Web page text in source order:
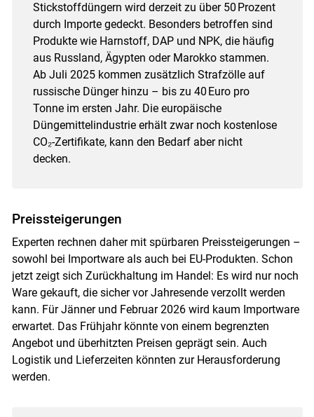
Stickstoffdüngern wird derzeit zu über 50 Prozent
durch Importe gedeckt. Besonders betroffen sind
Produkte wie Harnstoff, DAP und NPK, die häufig
aus Russland, Ägypten oder Marokko stammen.
Ab Juli 2025 kommen zusätzlich Strafzölle auf
russische Dünger hinzu – bis zu 40 Euro pro
Tonne im ersten Jahr. Die europäische
Düngemittelindustrie erhält zwar noch kostenlose
CO₂-Zertifikate, kann den Bedarf aber nicht
decken.
Preissteigerungen
Experten rechnen daher mit spürbaren Preissteigerungen –
sowohl bei Importware als auch bei EU-Produkten. Schon
jetzt zeigt sich Zurückhaltung im Handel: Es wird nur noch
Ware gekauft, die sicher vor Jahresende verzollt werden
kann. Für Jänner und Februar 2026 wird kaum Importware
erwartet. Das Frühjahr könnte von einem begrenzten
Angebot und überhitzten Preisen geprägt sein. Auch
Logistik und Lieferzeiten könnten zur Herausforderung
werden.